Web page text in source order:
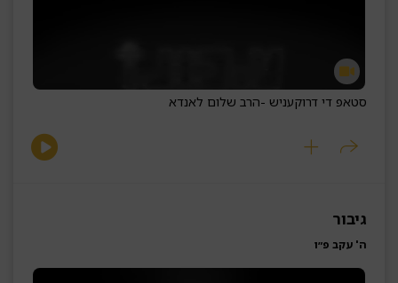
סטאפ די דרוקעניש -הרב שלום לאנדא
גיבור
ה' עקב פ״ו